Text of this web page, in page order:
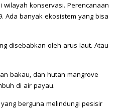
konservasi. Perencanaan
Ada banyak ekosistem yang bisa
disebabkan oleh arus laut. Atau
bakau, dan hutan mangrove
di air payau.
berguna melindungi pesisir